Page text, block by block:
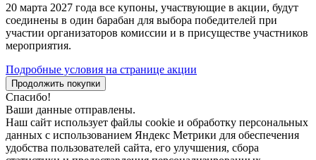
20 марта 2027 года все купоны, участвующие в акции, будут
соединены в один барабан для выбора победителей при
участии организаторов комиссии и в присуществе участников
мероприятия.
Подробные условия на странице акции
Продолжить покупки
Спасибо!
Ваши данные отправлены.
Наш сайт использует файлы cookie и обработку персональных
данных с использованием Яндекс Метрики для обеспечения
удобства пользователей сайта, его улучшения, сбора